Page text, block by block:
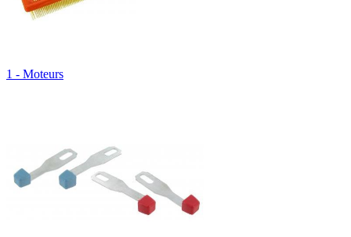
1 - Moteurs